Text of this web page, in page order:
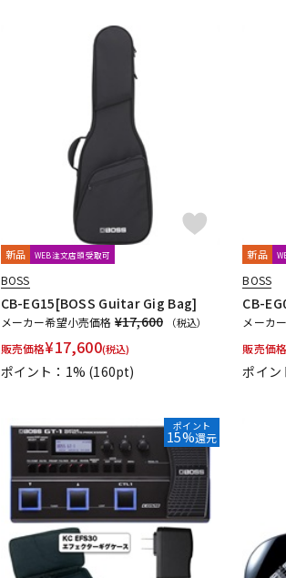
新品 WEB注文店頭受取可
BOSS
CB-EG15[BOSS Guitar Gig Bag]
メーカー希望小売価格 ¥17,600 （税込）
販売価格¥17,600(税込)
ポイント：1% (160pt)
新品
BOSS
CB-
メーカ
販売価格
ポイン
ポイント
15%還元